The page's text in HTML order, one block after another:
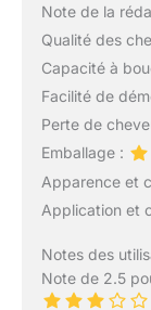
Note de la
Qualité des
Capacité à
Facilité de
Perte de
Emballage :
Apparence et
Application et
Notes des
Note de 2.5